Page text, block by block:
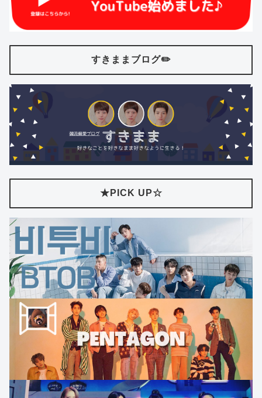
すきままブログ✏️
★PICK UP☆